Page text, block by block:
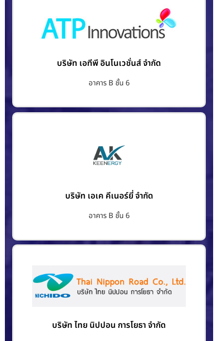
บริษัท เอทีพี อินโนเวชั่นส์ จำกัด
อาคาร B ชั้น 6
บริษัท เอเค คีเนอร์ยี่ จำกัด
อาคาร B ชั้น 6
บริษัท ไทย นิปปอน การโยธา จำกัด